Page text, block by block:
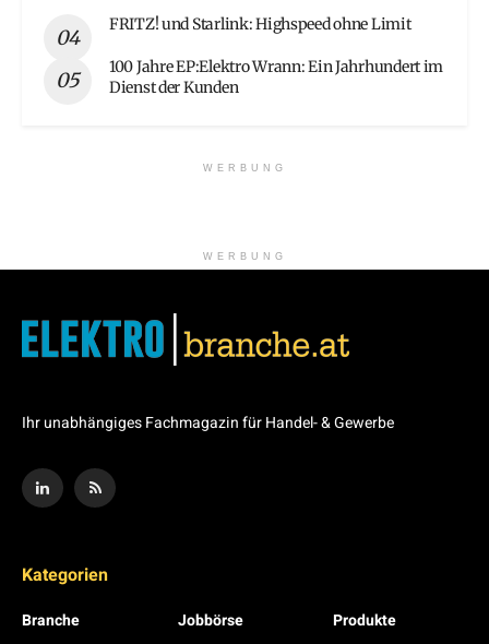
FRITZ! und Starlink: Highspeed ohne Limit
100 Jahre EP:Elektro Wrann: Ein Jahrhundert im
Dienst der Kunden
WERBUNG
WERBUNG
Ihr unabhängiges Fachmagazin für Handel- & Gewerbe
Kategorien
Branche
Jobbörse
Produkte